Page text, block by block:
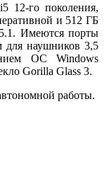
12-го поколения,
и 512 ГБ
Имеются порты
для наушников 3,5
ОС Windows
Gorilla Glass 3.
работы.